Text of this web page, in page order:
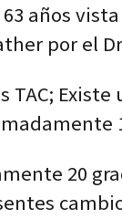
años
por el
TAC;
20